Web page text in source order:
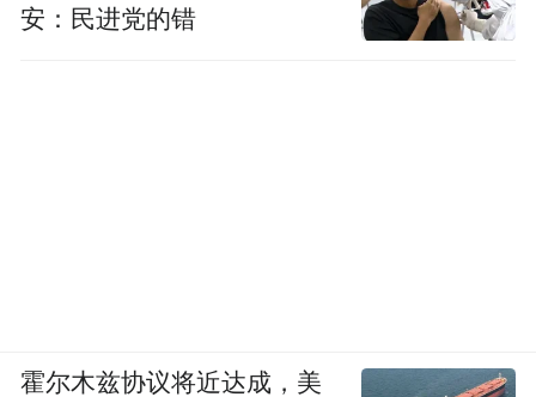
安：民进党的错
霍尔木兹协议将近达成，美